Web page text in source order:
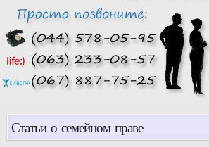
Статьи о семейном праве